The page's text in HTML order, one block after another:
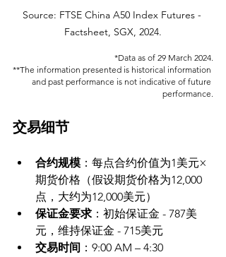
Source: FTSE China A50 Index Futures -
Factsheet, SGX, 2024.
*Data as of 29 March 2024.
**The information presented is historical information
and past performance is not indicative of future
performance.
交易细节
合约规模 ：每点合约价值为1美元×
期货价格（假设期货价格为12,000
点，大约为12,000美元）
保证金要求：初始保证金 - 787美
元，维持保证金 - 715美元
交易时间 ：9:00 AM – 4:30